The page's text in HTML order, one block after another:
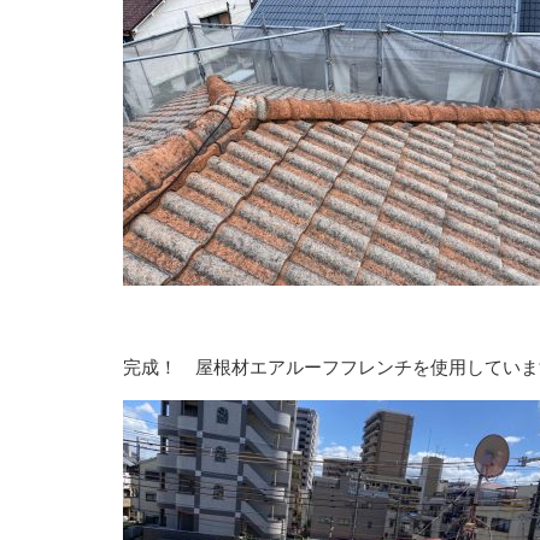
完成！ 屋根材エアルーフフレンチを使用してい